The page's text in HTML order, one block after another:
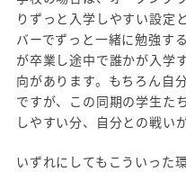
りずっと入学しやすい設定
バーでずっと一緒に勉強す
が卒業し途中で誰かが入学
向があります。もちろん自
ですが、この同期の学生た
しやすい分、自分との戦い
いずれにしてもこういった